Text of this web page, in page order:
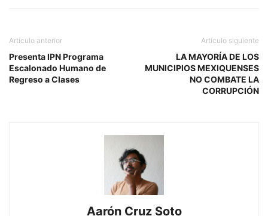
Artículo anterior
Presenta IPN Programa
Escalonado Humano de
Regreso a Clases
Artículo siguiente
LA MAYORÍA DE LOS
MUNICIPIOS MEXIQUENSES
NO COMBATE LA
CORRUPCIÓN
Aarón Cruz Soto